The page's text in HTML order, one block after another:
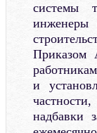
системы
инженеры
Приказом
и
надбавки